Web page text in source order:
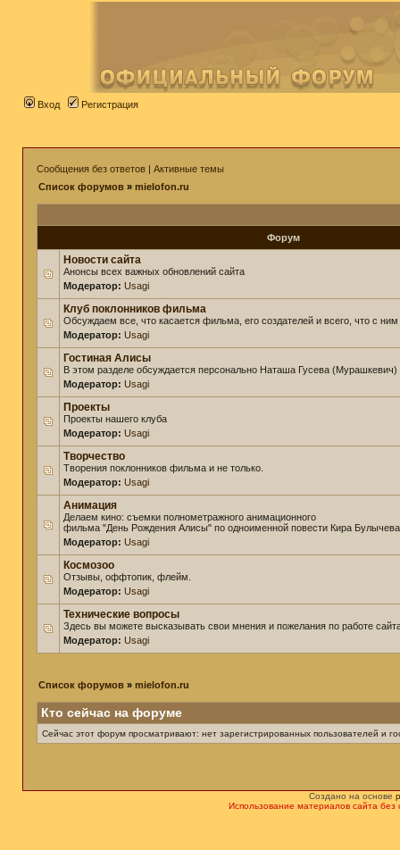
Вход Регистрация
Сообщения без ответов | Активные темы
Список форумов » mielofon.ru
Форум
Новости сайта
Анонсы всех важных обновлений сайта
Модератор: Usagi
Клуб поклонников фильма
Обсуждаем все, что касается фильма, его создателей и всего, что с ним
Модератор: Usagi
Гостиная Алисы
В этом разделе обсуждается персонально Наташа Гусева (Мурашкевич)
Модератор: Usagi
Проекты
Проекты нашего клуба
Модератор: Usagi
Творчество
Творения поклонников фильма и не только.
Модератор: Usagi
Анимация
Делаем кино: съемки полнометражного анимационного
фильма "День Рождения Алисы" по одноименной повести Кира
Модератор: Usagi
Космозоо
Отзывы, оффтопик, флейм.
Модератор: Usagi
Технические вопросы
Здесь вы можете высказывать свои мнения и пожелания по работе
Модератор: Usagi
Список форумов » mielofon.ru
Кто сейчас на форуме
Сейчас этот форум просматривают: нет зарегистрированных пользователей и
Создано на основе
Использование материалов сайта